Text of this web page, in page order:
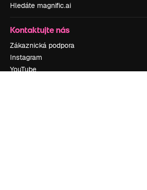
Hledáte magnific.ai
Kontaktujte nás
Zákaznická podpora
Instagram
YouTube